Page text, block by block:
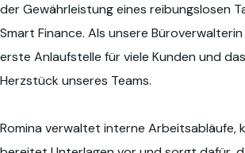
der Gewährleistung eines reibungslosen
Smart Finance. Als unsere
erste Anlaufstelle für viele Kunden und
Herzstück unseres Teams.
Romina verwaltet interne Arbeitsabläufe,